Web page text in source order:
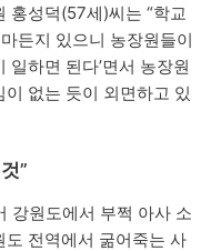
홍성덕(57세)씨는 “학교
든지 있으니 농장원들이
하면 된다’면서 농장원
없는 듯이 외면하고 있
”
강원도에서 부쩍 아사 소
전역에서 굶어죽는 사